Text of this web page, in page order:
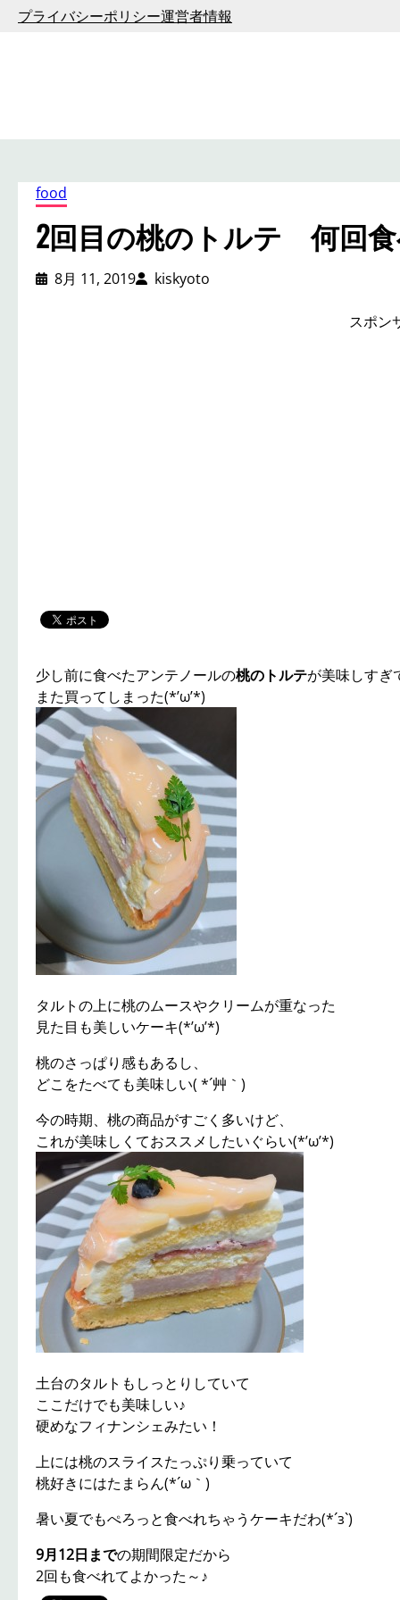
プ
プライバシーポリシー運営者情報
food
2回目の桃のトルテ 何回
8月 11, 2019 kiskyoto
スポン
少し前に食べたアンテノールの桃のトルテが美味しすぎ
また買ってしまった(*’ω’*)
タルトの上に桃のムースやクリームが重なった
見た目も美しいケーキ(*’ω’*)
桃のさっぱり感もあるし、
どこをたべても美味しい( *´艸｀)
今の時期、桃の商品がすごく多いけど、
これが美味しくておススメしたいぐらい(*’ω’*)
土台のタルトもしっとりしていて
ここだけでも美味しい♪
硬めなフィナンシェみたい！
上には桃のスライスたっぷり乗っていて
桃好きにはたまらん(*´ω｀)
暑い夏でもぺろっと食べれちゃうケーキだわ(*´з`)
9月12日までの期間限定だから
2回も食べれてよかった～♪